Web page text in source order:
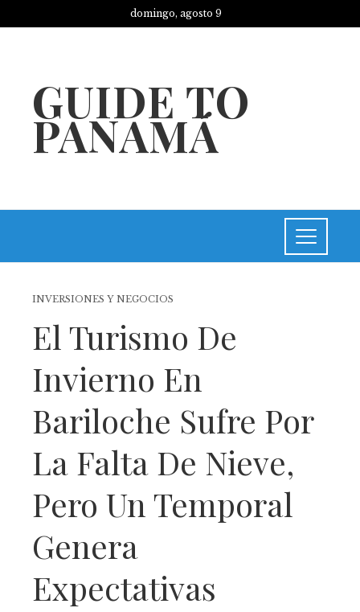
domingo, agosto 9
GUIDE TO
PANAMÁ
INVERSIONES Y NEGOCIOS
El Turismo De
Invierno En
Bariloche Sufre Por
La Falta De Nieve,
Pero Un Temporal
Genera
Expectativas